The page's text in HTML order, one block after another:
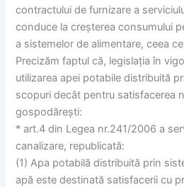
contractului de furnizare a
conduce la creșterea consumului
a sistemelor de alimentare, ceea
Precizăm faptul că, legislația în
utilizarea apei potabile distribuită
scopuri decât pentru satisfacerea
gospodărești:
* art.4 din Legea nr.241/2006 a
canalizare, republicată:
(1) Apa potabilă distribuită prin
apă este destinată satisfacerii cu